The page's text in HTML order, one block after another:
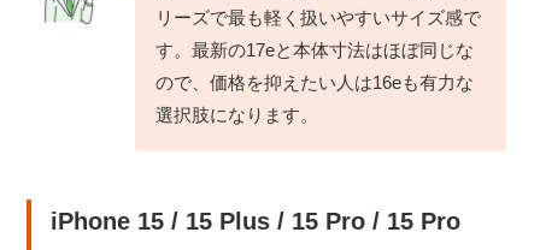
リーズで最も軽く扱いやすいサイズ感で
す。最新の17eと本体寸法はほぼ同じな
ので、価格を抑えたい人は16eも有力な
選択肢になります。
iPhone 15 / 15 Plus / 15 Pro / 15 Pro